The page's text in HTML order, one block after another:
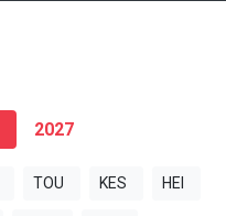
2027
TOU KES HEI